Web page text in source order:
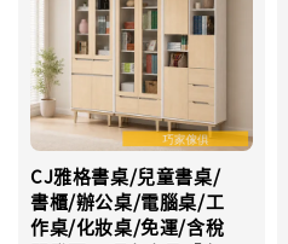
CJ雅格書桌/兒童書桌/
書櫃/辦公桌/電腦桌/工
作桌/化妝桌/免運/含稅